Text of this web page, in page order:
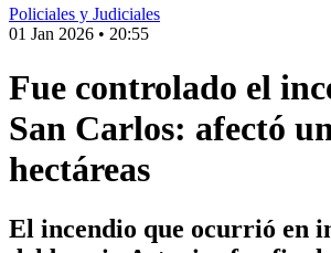
Policiales y Judiciales
01 Jan 2026 • 20:55
Fue controlado el
San Carlos: afectó
hectáreas
El incendio que ocurrió en